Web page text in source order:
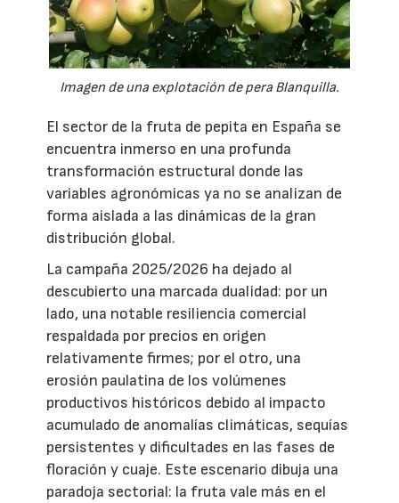
Imagen de una explotación de pera Blanquilla.
El sector de la fruta de pepita en España se
encuentra inmerso en una profunda
transformación estructural donde las
variables agronómicas ya no se analizan de
forma aislada a las dinámicas de la gran
distribución global.
La campaña 2025/2026 ha dejado al
descubierto una marcada dualidad: por un
lado, una notable resiliencia comercial
respaldada por precios en origen
relativamente firmes; por el otro, una
erosión paulatina de los volúmenes
productivos históricos debido al impacto
acumulado de anomalías climáticas, sequías
persistentes y dificultades en las fases de
floración y cuaje. Este escenario dibuja una
paradoja sectorial: la fruta vale más en el